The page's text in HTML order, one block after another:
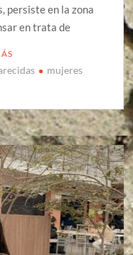
persiste en la zona
en trata de
mujeres